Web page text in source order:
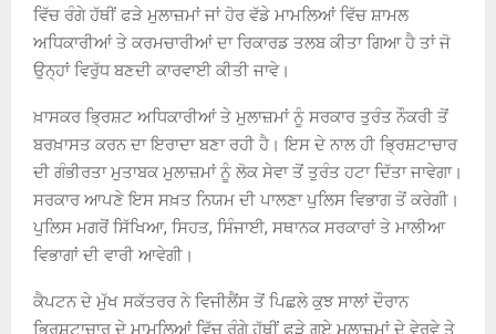
ਵਿੱਚ ਰੰਗੇ ਹੱਥੀਂ ਫੜੇ ਮੁਲਾਜ਼ਮਾਂ ਜਾਂ ਹੋਰ ਵੱਡੇ ਮਾਮਲਿਆਂ ਵਿੱਚ ਸ਼ਾਮਲ
ਅਧਿਕਾਰੀਆਂ ਤੇ ਕਰਮਚਾਰੀਆਂ ਦਾ ਰਿਕਾਰਡ ਤਲਬ ਕੀਤਾ ਗਿਆ ਹੈ ਤਾਂ ਜੋ
ਉਨ੍ਹਾਂ ਵਿਰੁੱਧ ਬਣਦੀ ਕਾਰਵਾਈ ਕੀਤੀ ਜਾਵੇ।
ਖ਼ਾਸਕਰ ਭ੍ਰਿਸ਼ਟ ਅਧਿਕਾਰੀਆਂ ਤੇ ਮੁਲਾਜ਼ਮਾਂ ਨੂੰ ਸਰਕਾਰ ਤੁਰੰਤ ਨੌਕਰੀ ਤੋਂ
ਬਰਖ਼ਾਸਤ ਕਰਨ ਦਾ ਇਰਾਦਾ ਬਣਾ ਰਹੀ ਹੈ। ਇਸ ਦੇ ਨਾਲ ਹੀ ਭ੍ਰਿਸ਼ਟਾਚਾਰ
ਦੀ ਗੰਭੀਰਤਾ ਮੁਤਾਬਕ ਮੁਲਾਜ਼ਮਾਂ ਨੂੰ ਲੋਕ ਸੇਵਾ ਤੋਂ ਤੁਰੰਤ ਹਟਾ ਦਿੱਤਾ ਜਾਵੇਗਾ।
ਸਰਕਾਰ ਆਪਣੇ ਇਸ ਸਖ਼ਤ ਨਿਯਮ ਦੀ ਪਾਲਣਾ ਪੁਲਿਸ ਵਿਭਾਗ ਤੋਂ ਕਰੇਗੀ।
ਪੁਲਿਸ ਮਗਰੋਂ ਸਿੱਖਿਆ, ਸਿਹਤ, ਸਿੰਜਾਈ, ਸਥਾਨਕ ਸਰਕਾਰਾਂ ਤੇ ਮਾਲੀਆ
ਵਿਭਾਗਾਂ ਦੀ ਵਾਰੀ ਆਵੇਗੀ।
ਕੈਪਟਨ ਦੇ ਮੁੱਖ ਸਕੱਤਰਰ ਨੇ ਵਿਜੀਲੈਂਸ ਤੋਂ ਪਿਛਲੇ ਕੁਝ ਸਾਲਾਂ ਦੌਰਾਨ
ਭ੍ਰਿਸ਼ਟਾਚਾਰ ਦੇ ਮਾਮਲਿਆਂ ਵਿੱਚ ਰੰਗੇ ਹੱਥੀਂ ਫੜੇ ਗਏ ਮੁਲਾਜ਼ਮਾਂ ਦੇ ਵੇਰਵੇ ਤੇ